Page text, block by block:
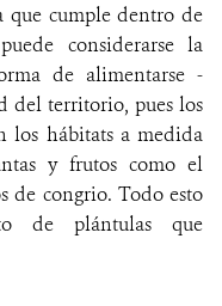
que cumple dentro de
considerarse la
de alimentarse -
del territorio, pues los
los hábitats a medida
y frutos como el
de congrio. Todo esto
de plántulas que